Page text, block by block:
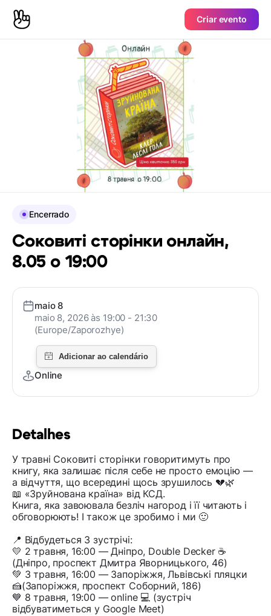
Criar evento
Detalhes
У травні Соковиті сторінки говоритимуть про
книгу, яка залишає після себе не просто емоцію —
а відчуття, що всередині щось зрушилось 💔🌿
📖 «Зруйнована країна» від КСД.
Книга, яка завоювала безліч нагород і її читають і
обговорюють! І також це зробимо і ми 🙂
📍 Відбудеться 3 зустрічі:
💛 2 травня, 16:00 — Дніпро, Double Deсker ☕
(Дніпро, проспект Дмитра Яворницького, 46)
💚 3 травня, 16:00 — Запоріжжя, Львівські пляцки
🍰(Запоріжжя, проспект Соборний, 186)
💙 8 травня, 19:00 — online 💻 (зустріч
відбуватиметься у Google Meet)
Encerrado
Соковиті сторінки онлайн,
8.05 о 19:00
maio 8
maio 8, 2026 às 19:00 - 21:30
(Europe/Zaporozhye)
Online